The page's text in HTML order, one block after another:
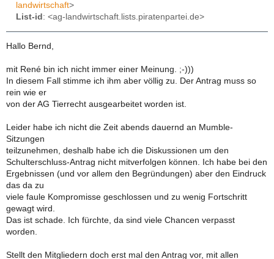
landwirtschaft>
List-id : <ag-landwirtschaft.lists.piratenpartei.de>
Hallo Bernd,
mit René bin ich nicht immer einer Meinung. ;-)))
In diesem Fall stimme ich ihm aber völlig zu. Der Antrag muss so
rein wie er
von der AG Tierrecht ausgearbeitet worden ist.
Leider habe ich nicht die Zeit abends dauernd an Mumble-
Sitzungen
teilzunehmen, deshalb habe ich die Diskussionen um den
Schulterschluss-Antrag nicht mitverfolgen können. Ich habe bei den
Ergebnissen (und vor allem den Begründungen) aber den Eindruck
das da zu
viele faule Kompromisse geschlossen und zu wenig Fortschritt
gewagt wird.
Das ist schade. Ich fürchte, da sind viele Chancen verpasst
worden.
Stellt den Mitgliedern doch erst mal den Antrag vor, mit allen